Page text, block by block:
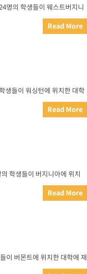
명의 학생들이 웨스트버지니
Read More
생들이 워싱턴에 위치한 대학
Read More
학생들이 버지니아에 위치
Read More
이 버몬트에 위치한 대학에 재